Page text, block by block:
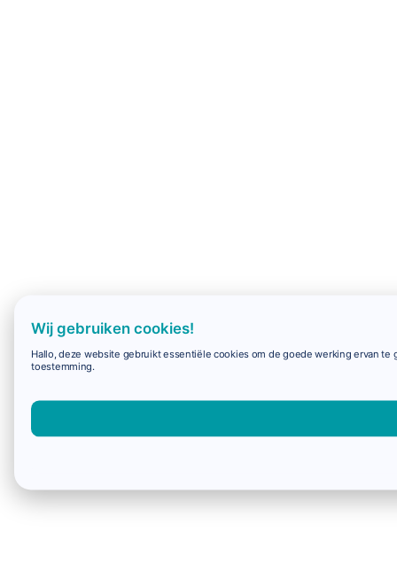
Wij gebruiken cookies!
Hallo, deze website gebruikt essentiële cookies om de goede werking ervan
toestemming.